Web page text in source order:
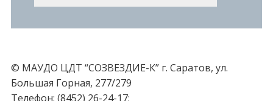
© МАУДО ЦДТ “СОЗВЕЗДИЕ-К” г. Саратов, ул.
Большая Горная, 277/279
Телефон: (8452) 26-24-17;